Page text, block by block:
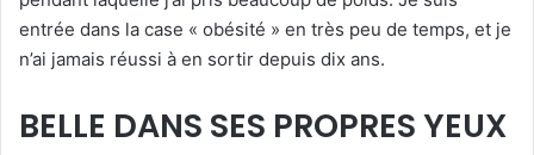
entrée dans la case « obésité » en très peu de temps, et je
n’ai jamais réussi à en sortir depuis dix ans.
BELLE DANS SES PROPRES YEUX